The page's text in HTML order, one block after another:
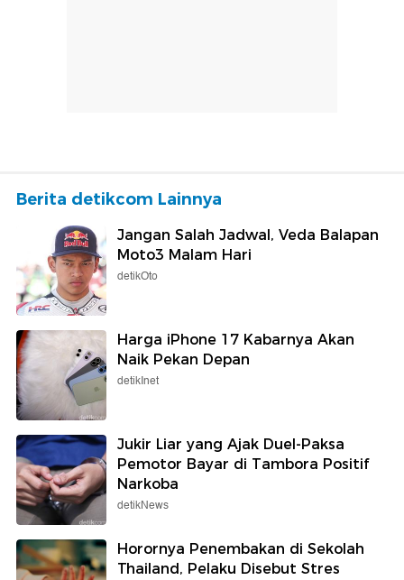
Berita detikcom Lainnya
Jangan Salah Jadwal, Veda Balapan
Moto3 Malam Hari
detikOto
Harga iPhone 17 Kabarnya Akan
Naik Pekan Depan
detikInet
Jukir Liar yang Ajak Duel-Paksa
Pemotor Bayar di Tambora Positif
Narkoba
detikNews
Horornya Penembakan di Sekolah
Thailand, Pelaku Disebut Stres